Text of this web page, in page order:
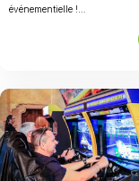
événementielle !…